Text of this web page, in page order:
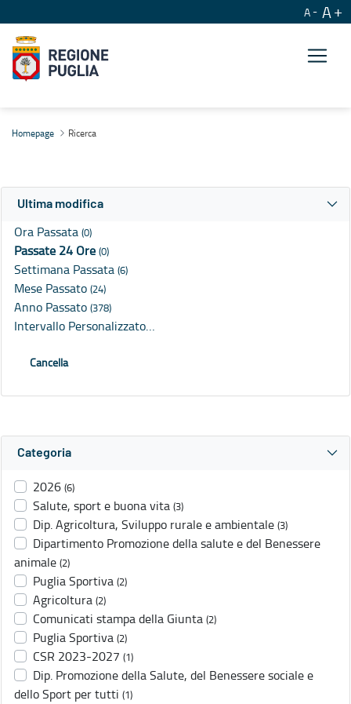
A A
Homepage Ricerca
Ultima modifica
Ora Passata (0)
Passate 24 Ore (0)
Settimana Passata (6)
Mese Passato (24)
Anno Passato (378)
Intervallo Personalizzato…
Cancella
Categoria
2026 (6)
Salute, sport e buona vita (3)
Dip. Agricoltura, Sviluppo rurale e ambientale (3)
Dipartimento Promozione della salute e del Benessere
animale (2)
Puglia Sportiva (2)
Agricoltura (2)
Comunicati stampa della Giunta (2)
Puglia Sportiva (2)
CSR 2023-2027 (1)
Dip. Promozione della Salute, del Benessere sociale e
dello Sport per tutti (1)